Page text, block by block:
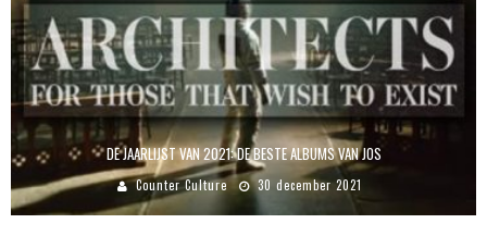
DE JAARLIJST VAN 2021: DE BESTE ALBUMS VAN JOS
Counter Culture 30 december 2021